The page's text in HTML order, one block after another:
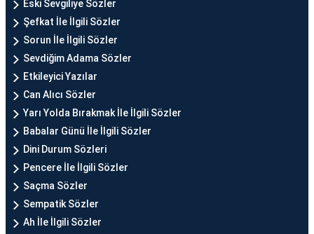
Eski Sevgiliye Sözler
Şefkat İle İlgili Sözler
Sorun İle İlgili Sözler
Sevdiğim Adama Sözler
Etkileyici Yazılar
Can Alıcı Sözler
Yarı Yolda Bırakmak İle İlgili Sözler
Babalar Günü İle İlgili Sözler
Dini Durum Sözleri
Pencere İle İlgili Sözler
Saçma Sözler
Sempatik Sözler
Ah İle İlgili Sözler